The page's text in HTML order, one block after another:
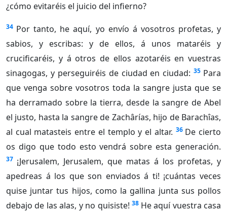
¿cómo evitaréis el juicio del infierno?
34 Por tanto, he aquí, yo envío á vosotros profetas, y
sabios, y escribas: y de ellos, á unos mataréis y
crucificaréis, y á otros de ellos azotaréis en vuestras
sinagogas, y perseguiréis de ciudad en ciudad: 35 Para
que venga sobre vosotros toda la sangre justa que se
ha derramado sobre la tierra, desde la sangre de Abel
el justo, hasta la sangre de Zachârías, hijo de Barachîas,
al cual matasteis entre el templo y el altar. 36 De cierto
os digo que todo esto vendrá sobre esta generación.
37 ¡Jerusalem, Jerusalem, que matas á los profetas, y
apedreas á los que son enviados á ti! ¡cuántas veces
quise juntar tus hijos, como la gallina junta sus pollos
debajo de las alas, y no quisiste! 38 He aquí vuestra casa